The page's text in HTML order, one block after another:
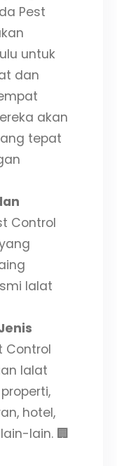
Pest
untuk
dan
akan
tepat
Control
lalat
Control
lalat
hotel,
lain. 🏢